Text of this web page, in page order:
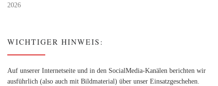
2026
WICHTIGER HINWEIS:
Auf unserer Internetseite und in den SocialMedia-Kanälen berichten wir
ausführlich (also auch mit Bildmaterial) über unser Einsatzgeschehen.